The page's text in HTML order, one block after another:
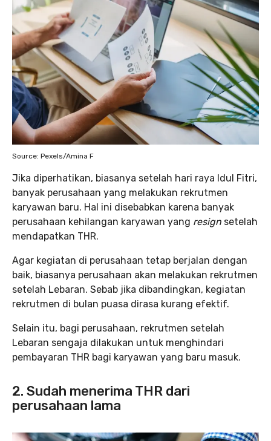
Source: Pexels/Amina F
Jika diperhatikan, biasanya setelah hari raya Idul Fitri,
banyak perusahaan yang melakukan rekrutmen
karyawan baru. Hal ini disebabkan karena banyak
perusahaan kehilangan karyawan yang resign setelah
mendapatkan THR.
Agar kegiatan di perusahaan tetap berjalan dengan
baik, biasanya perusahaan akan melakukan rekrutmen
setelah Lebaran. Sebab jika dibandingkan, kegiatan
rekrutmen di bulan puasa dirasa kurang efektif.
Selain itu, bagi perusahaan, rekrutmen setelah
Lebaran sengaja dilakukan untuk menghindari
pembayaran THR bagi karyawan yang baru masuk.
2. Sudah menerima THR dari
perusahaan lama